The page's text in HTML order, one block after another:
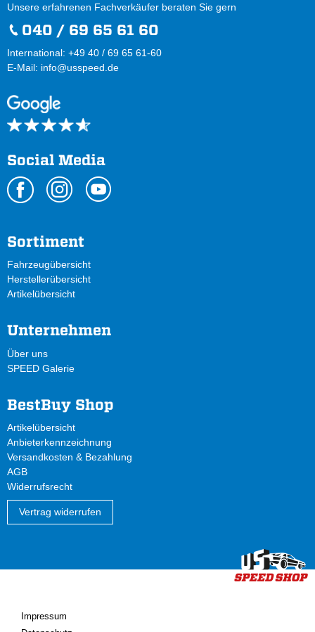
Unsere erfahrenen Fachverkäufer beraten Sie gern
040 / 69 65 61 60
International: +49 40 / 69 65 61-60
E-Mail: info@usspeed.de
Social Media
Sortiment
Fahrzeugübersicht
Herstellerübersicht
Artikelübersicht
Unternehmen
Über uns
SPEED Galerie
BestBuy Shop
Artikelübersicht
Anbieterkennzeichnung
Versandkosten & Bezahlung
AGB
Widerrufsrecht
Vertrag widerrufen
Impressum